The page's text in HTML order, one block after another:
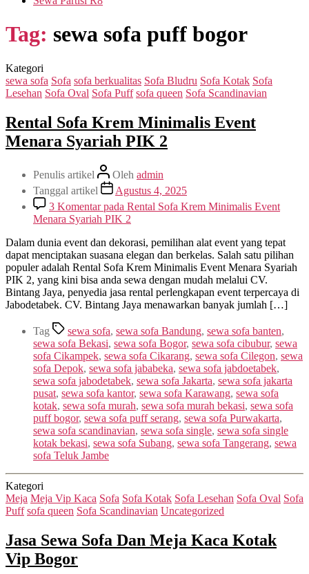
Tag: sewa sofa puff bogor
Kategori
sewa sofa Sofa sofa berkualitas Sofa Bludru Sofa Kotak Sofa
Lesehan Sofa Oval Sofa Puff sofa queen Sofa Scandinavian
Rental Sofa Krem Minimalis Event
Menara Syariah PIK 2
Penulis artikel Oleh admin
Tanggal artikel
Agustus 4, 2025
3 Komentarpada Rental Sofa Krem Minimalis Event
Menara Syariah PIK 2
Dalam dunia event dan dekorasi, pemilihan alat event yang tepat
dapat menciptakan suasana elegan dan berkelas. Salah satu pilihan
populer adalah Rental Sofa Krem Minimalis Event Menara Syariah
PIK 2, yang kini bisa anda sewa dengan mudah melalui CV.
Bintang Jaya, penyedia jasa rental perlengkapan event terpercaya di
Jabodetabek. CV. Bintang Jaya menawarkan banyak jumlah […]
Tag sewa sofa, sewa sofa Bandung, sewa sofa banten,
sewa sofa Bekasi, sewa sofa Bogor, sewa sofa cibubur, sewa
sofa Cikampek, sewa sofa Cikarang, sewa sofa Cilegon, sewa
sofa Depok, sewa sofa jababeka, sewa sofa jabdoetabek,
sewa sofa jabodetabek, sewa sofa Jakarta, sewa sofa jakarta
pusat, sewa sofa kantor, sewa sofa Karawang, sewa sofa
kotak, sewa sofa murah, sewa sofa murah bekasi, sewa sofa
puff bogor, sewa sofa puff serang, sewa sofa Purwakarta,
sewa sofa scandinavian, sewa sofa single, sewa sofa single
kotak bekasi, sewa sofa Subang, sewa sofa Tangerang, sewa
sofa Teluk Jambe
Kategori
Meja Meja Vip Kaca Sofa Sofa Kotak Sofa Lesehan Sofa Oval Sofa
Puff sofa queen Sofa Scandinavian Uncategorized
Jasa Sewa Sofa Dan Meja Kaca Kotak
Vip Bogor